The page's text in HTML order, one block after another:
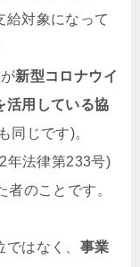
対象になって
新型コロナウイ
活用している協
同じです)。
年法律第233号)
のことです。
はなく、 事業